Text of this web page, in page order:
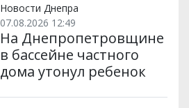
Новости Днепра
07.08.2026 12:49
На Днепропетровщине
в бассейне частного
дома утонул ребенок